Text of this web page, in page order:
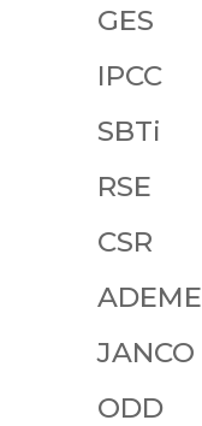
GES
IPCC
SBTi
RSE
CSR
ADEME
JANCO
ODD